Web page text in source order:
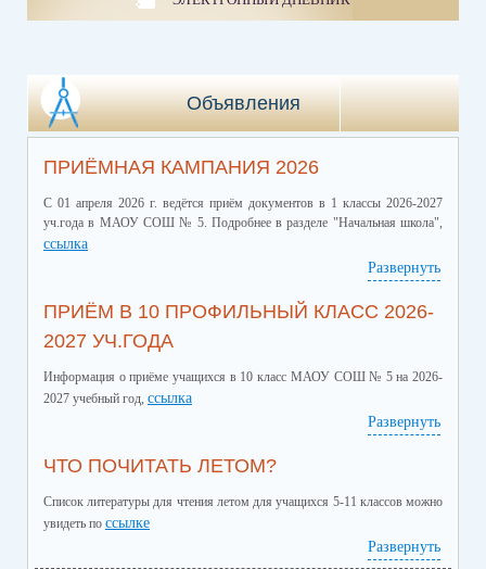
Объявления
ПРИЁМНАЯ КАМПАНИЯ 2026
С 01 апреля 2026 г. ведётся приём документов в 1 классы 2026-2027
уч.года в МАОУ СОШ № 5. Подробнее в разделе "Начальная школа",
ссылка
Развернуть
ПРИЁМ В 10 ПРОФИЛЬНЫЙ КЛАСС 2026-
2027 УЧ.ГОДА
Информация о приёме учащихся в 10 класс МАОУ СОШ № 5 на 2026-
2027 учебный год, ссылка
Развернуть
ЧТО ПОЧИТАТЬ ЛЕТОМ?
Список литературы для чтения летом для учащихся 5-11 классов можно
увидеть по ссылке
Развернуть